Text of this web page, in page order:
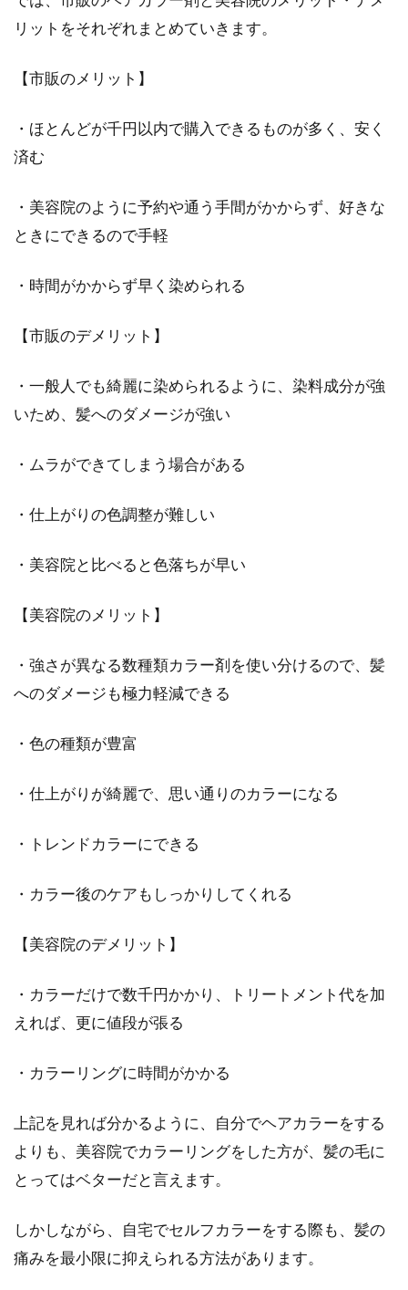
前髪のベタベタをなんとかしたい！
タベタになりがちな前髪。そんな髪や頭皮のベ
髪型が台無し！横に膨らむのをどう
すが、いつもビシッときまっている人もいま
色がついたらどうする？
ある程度、白髪が目立つようになると「白髪染
足を運ぶ必要...
は？ショートからロングまで
髪型をボブに！40代男性でも似合う
ブをまたやりたい！」といった、40代男性の方
康な髪を手に入れよう！
枝毛があると髪の毛がパサつき、スタイリング
もうまくいきませんよね。「鏡を見たら枝毛を
髪の毛を人気のカラー「アッシュブ
リットをそれぞれまとめていきます。
【市販のメリット】
・ほとんどが千円以内で購入できるものが多く、安く
済む
・美容院のように予約や通う手間がかからず、好きな
ときにできるので手軽
・時間がかからず早く染められる
【市販のデメリット】
・一般人でも綺麗に染められるように、染料成分が強
いため、髪へのダメージが強い
・ムラができてしまう場合がある
・仕上がりの色調整が難しい
・美容院と比べると色落ちが早い
【美容院のメリット】
・強さが異なる数種類カラー剤を使い分けるので、髪
へのダメージも極力軽減できる
・色の種類が豊富
・仕上がりが綺麗で、思い通りのカラーになる
・トレンドカラーにできる
・カラー後のケアもしっかりしてくれる
【美容院のデメリット】
・カラーだけで数千円かかり、トリートメント代を加
えれば、更に値段が張る
・カラーリングに時間がかかる
上記を見れば分かるように、自分でヘアカラーをする
よりも、美容院でカラーリングをした方が、髪の毛に
とってはベターだと言えます。
しかしながら、自宅でセルフカラーをする際も、髪の
痛みを最小限に抑えられる方法があります。